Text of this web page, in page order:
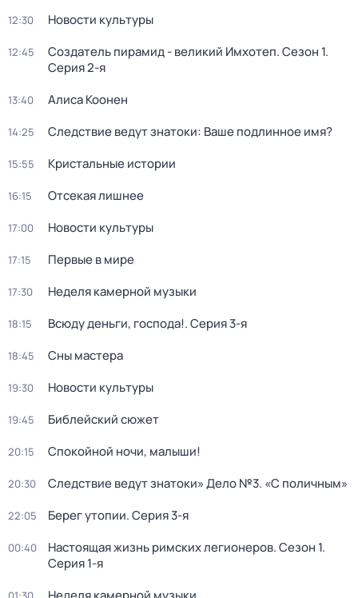
12:30 Новости культуры
12:45 Создатель пирамид - великий Имхотеп. Сезон 1.
Серия 2-я
13:40 Алиса Коонен
14:25 Следствие ведут знатоки: Ваше подлинное имя?
15:55 Кристальные истории
16:15 Отсекая лишнее
17:00 Новости культуры
17:15 Первые в мире
17:30 Неделя камерной музыки
18:15 Всюду деньги, господа!. Серия 3-я
18:45 Сны мастера
19:30 Новости культуры
19:45 Библейский сюжет
20:15 Спокойной ночи, малыши!
20:30 Следствие ведут знатоки» Дело №3. «С поличным»
22:05 Берег утопии. Серия 3-я
00:40 Настоящая жизнь римских легионеров. Сезон 1.
Серия 1-я